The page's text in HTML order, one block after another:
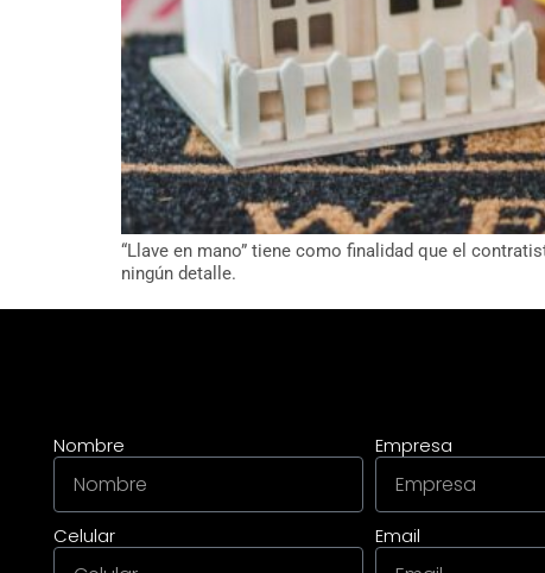
“Llave en mano” tiene como finalidad que el
ningún detalle.
Nombre Empresa
Celular Email